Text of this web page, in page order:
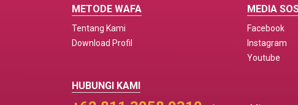
METODE WAFA
Tentang Kami
Download Profil
MEDIA
Facebook
Instagram
Youtube
HUBUNGI KAMI